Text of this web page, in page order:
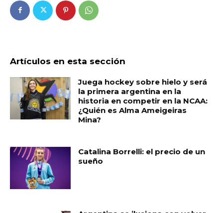
Artículos en esta sección
Juega hockey sobre hielo y será
la primera argentina en la
historia en competir en la NCAA:
¿Quién es Alma Ameigeiras
Mina?
Catalina Borrelli: el precio de un
sueño